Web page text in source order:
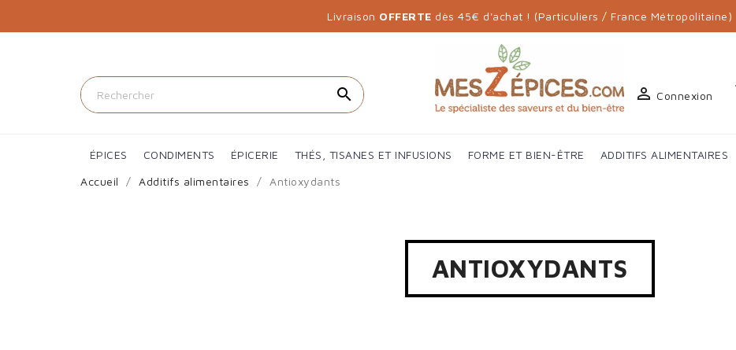
Livraison OFFERTE dès 45€ d'achat ! (Particuliers / France Métropolitaine)
search  Connexion
ÉPICES CONDIMENTS ÉPICERIE THÉS, TISANES ET INFUSIONS FORME ET BIEN-ÊTRE ADDITIFS ALIMENTAIRES
Accueil
Additifs alimentaires Antioxydants
ANTIOXYDANTS